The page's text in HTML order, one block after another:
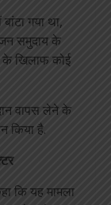
गया था,
समुदाय के
के खिलाफ कोई
वापस लेने के
किया है.
कि यह मामला